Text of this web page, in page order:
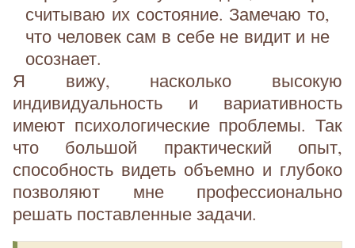
считываю их состояние. Замечаю то,
что человек сам в себе не видит и не
осознает.
Я вижу, насколько высокую
индивидуальность и вариативность
имеют психологические проблемы. Так
что большой практический опыт,
способность видеть объемно и глубоко
позволяют мне профессионально
решать поставленные задачи.